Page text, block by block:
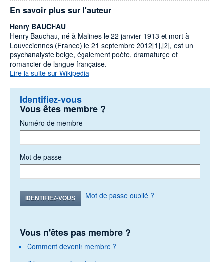
En savoir plus sur l'auteur
Henry BAUCHAU
Henry Bauchau, né à Malines le 22 janvier 1913 et mort à
Louveciennes (France) le 21 septembre 2012[1],[2], est un
psychanalyste belge, également poète, dramaturge et
romancier de langue française.
Lire la suite sur Wikipedia
Identifiez-vous
Vous êtes membre ?
Numéro de membre
Mot de passe
IDENTIFIEZ-VOUS Mot de passe oublié ?
Vous n'êtes pas membre ?
Comment devenir membre ?